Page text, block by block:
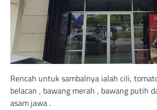
Rencah untuk sambalnya ialah cili,
belacan , bawang merah , bawang putih
asam jawa .